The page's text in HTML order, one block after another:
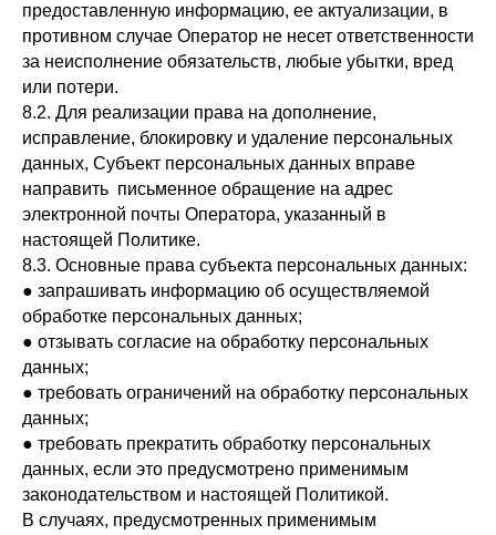
предоставленную информацию, ее актуализации, в
противном случае Оператор не несет ответственности
за неисполнение обязательств, любые убытки, вред
или потери.
8.2. Для реализации права на дополнение,
исправление, блокировку и удаление персональных
данных, Субъект персональных данных вправе
направить письменное обращение на адрес
электронной почты Оператора, указанный в
настоящей Политике.
8.3. Основные права субъекта персональных данных:
● запрашивать информацию об осуществляемой
обработке персональных данных;
● отзывать согласие на обработку персональных
данных;
● требовать ограничений на обработку персональных
данных;
● требовать прекратить обработку персональных
данных, если это предусмотрено применимым
законодательством и настоящей Политикой.
В случаях, предусмотренных применимым